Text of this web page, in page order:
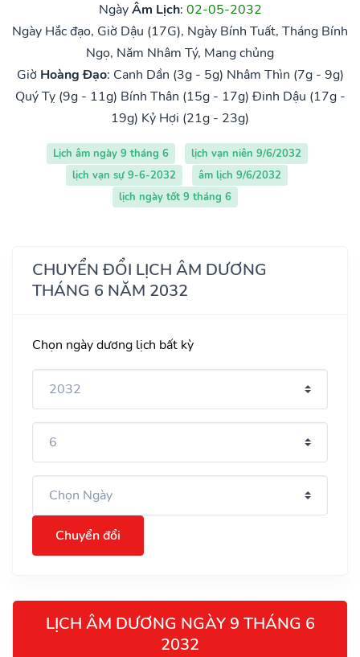
NgàyÂm Lịch: 02-05-2032
Ngày Hắc đạo, Giờ Dậu (17G), Ngày Bính Tuất, Tháng Bính
Ngọ, Năm Nhâm Tý, Mang chủng
Giờ Hoàng Đạo: Canh Dần (3g - 5g) Nhâm Thìn (7g - 9g)
Quý Tỵ (9g - 11g) Bính Thân (15g - 17g) Đinh Dậu (17g -
19g) Kỷ Hợi (21g - 23g)
Lịch âm ngày 9 tháng 6
lịch vạn niên 9/6/2032
lịch vạn sự 9-6-2032
âm lịch 9/6/2032
lịch ngày tốt 9 tháng 6
CHUYỂN ĐỔI LỊCH ÂM DƯƠNG
THÁNG 6 NĂM 2032
Chọn ngày dương lịch bất kỳ
Chuyển đổi
LỊCH ÂM DƯƠNG NGÀY 9 THÁNG 6
2032